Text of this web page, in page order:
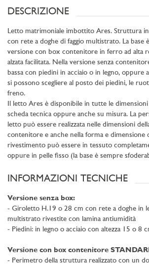
DESCRIZIONE
Letto matrimoniale imbottito Ares. Struttura
con rete a doghe di faggio multistrato. La base
versione con box contenitore in ferro ad alta
alzata facilitata. Nella versione senza
bassa con piedini in acciaio o in legno, oppure
si possono scegliere al posto dei piedini, le
freno.
Il letto Ares è disponibile in tutte le
scheda tecnica oppure anche su misura. La
letto può essere realizzata nelle dimensioni
contenitore e anche nella forma e dimensione
rivestimento può essere in tessuto
oppure in pelle fisso (la base è sempre
INFORMAZIONI TECNICHE
Versione senza box:
- Giroletto H.19 o 28 cm con rete a doghe in
multistrato rivestite con lamina antiumidità
- Piedini: in legno o acciaio con altezza 15 o 8
Versione con box contenitore
- Perimetro della struttura realizzato con un